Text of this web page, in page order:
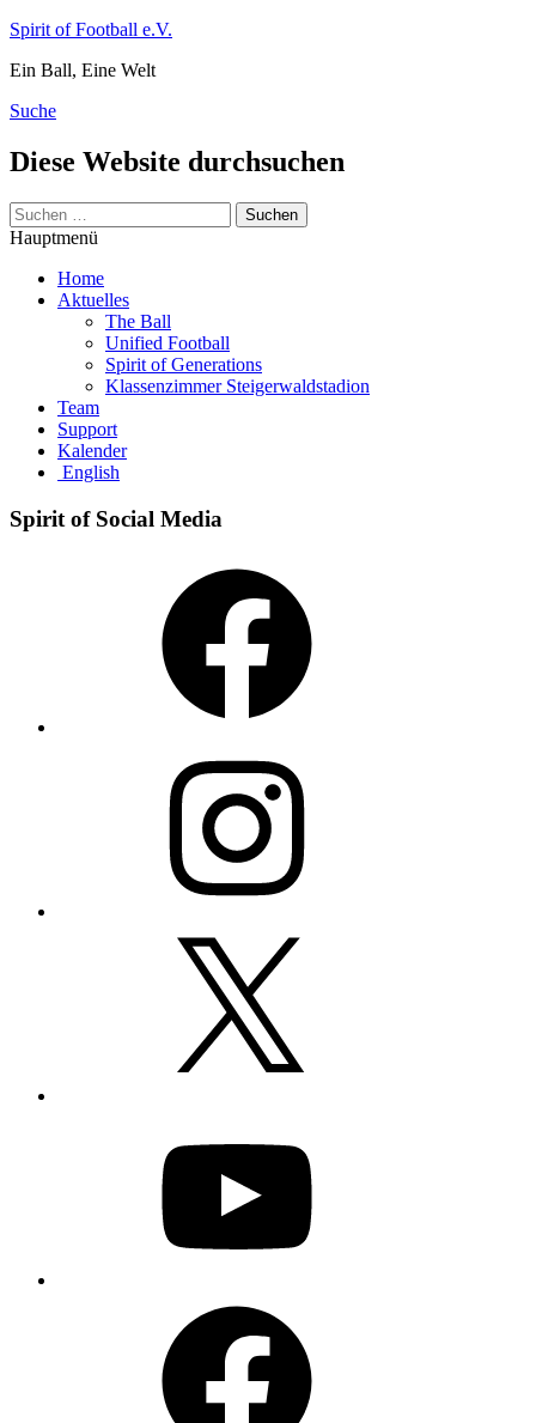
Zum
springen
Spirit of Football e.V.
Ein Ball, Eine Welt
Suche
Diese Website durchsuchen
Suchen
nach:
Hauptmenü
Home
Aktuelles
The Ball
Unified Football
Spirit of Generations
Klassenzimmer Steigerwaldstadion
Team
Support
Kalender
English
Spirit of Social Media